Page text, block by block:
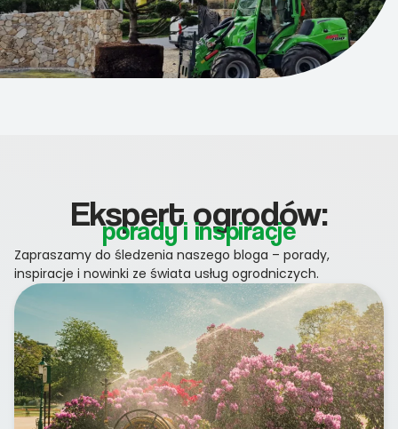
Ekspert ogrodów:
porady i inspiracje
Zapraszamy do śledzenia naszego bloga – porady,
inspiracje i nowinki ze świata usług ogrodniczych.